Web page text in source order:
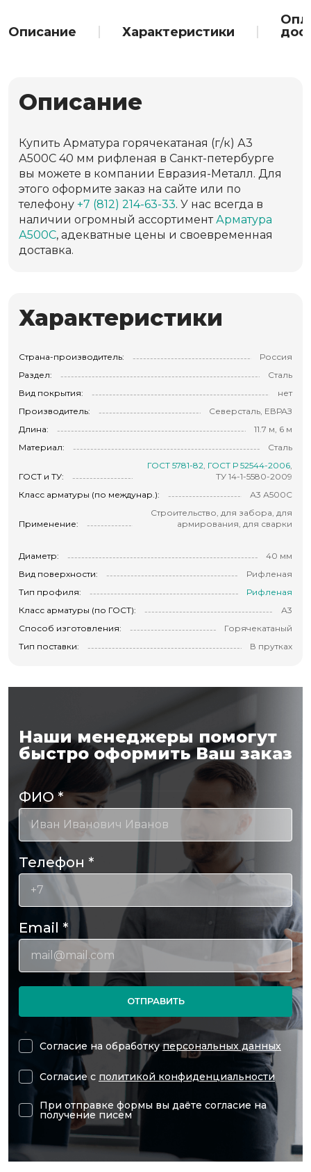
Описание Характеристики
Описание
Купить Арматура горячекатаная (г/к) А3
А500С 40 мм рифленая в Санкт-петербурге
вы можете в компании Евразия-Металл. Для
этого оформите заказ на сайте или по
телефону +7 (812) 214-63-33. У нас всегда в
наличии огромный ассортиментАрматура
А500С, адекватные цены и своевременная
доставка.
Характеристики
Страна-производитель:
Россия
Раздел:
Сталь
Вид покрытия:
нет
Производитель:
Северсталь, ЕВРАЗ
Длина:
11.7 м, 6 м
Материал:
Сталь
ГОСТ и ТУ:
ГОСТ 5781-82 ГОСТ Р 52544-2006
ТУ 14-1-5580-2009
Класс арматуры (по междунар.):
А3 А500С
Применение:
Строительство, для забора, для
армирования, для сварки
Диаметр:
40 мм
Вид поверхности:
Рифленая
Тип профиля:
Рифленая
Класс арматуры (по ГОСТ):
А3
Способ изготовления:
Горячекатаный
Тип поставки:
В прутках
Наши менеджеры помогут
быстро оформить Ваш заказ
ФИО*
Телефон *
Email *
ОТПРАВИТЬ
Согласие на обработкуперсональных данных
Согласие с политикой конфиденциальности
При отправке формы вы даёте согласие на
получение писем